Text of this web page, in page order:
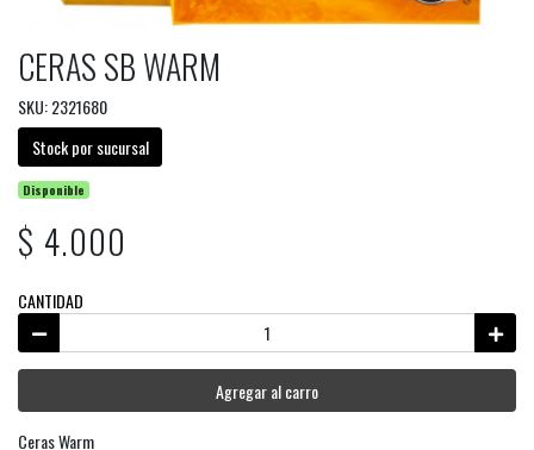
CERAS SB WARM
SKU: 2321680
Stock por sucursal
Disponible
$ 4.000
CANTIDAD
Agregar al carro
Ceras Warm